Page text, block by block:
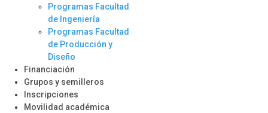
Programas Facultad
de Ingeniería
Programas Facultad
de Producción y
Diseño
Financiación
Grupos y semilleros
Inscripciones
Movilidad académica